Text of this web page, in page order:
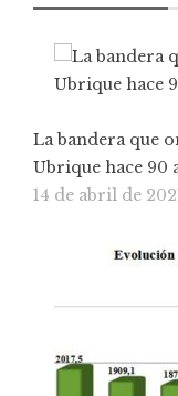
La bandera que
Ubrique hace 90
14 de abril de